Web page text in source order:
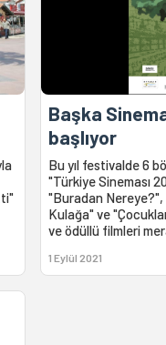
Başka
başlıyor
Bu yıl festivalde 6
"Türkiye Sineması
"Buradan
Kulağa" ve
ve ödüllü filmleri
1 Eylül 2021